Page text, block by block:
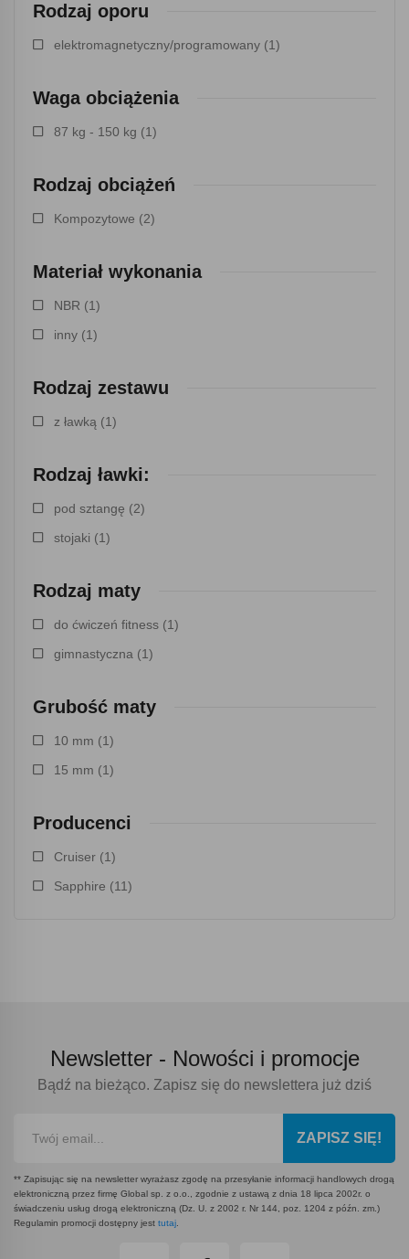
Rodzaj oporu
elektromagnetyczny/programowany (1)
Waga obciążenia
87 kg - 150 kg (1)
Rodzaj obciążeń
Kompozytowe (2)
Materiał wykonania
NBR (1)
inny (1)
Rodzaj zestawu
z ławką (1)
Rodzaj ławki:
pod sztangę (2)
stojaki (1)
Rodzaj maty
do ćwiczeń fitness (1)
gimnastyczna (1)
Grubość maty
10 mm (1)
15 mm (1)
Producenci
Cruiser (1)
Sapphire (11)
Newsletter - Nowości i promocje
Bądź na bieżąco. Zapisz się do newslettera już dziś
ZAPISZ SIĘ!
** Zapisując się na newsletter wyrażasz zgodę na przesyłanie informacji handlowych drogą
elektroniczną przez firmę Global sp. z o.o., zgodnie z ustawą z dnia 18 lipca 2002r. o
świadczeniu usług drogą elektroniczną (Dz. U. z 2002 r. Nr 144, poz. 1204 z późn. zm.)
Regulamin promocji dostępny jest tutaj.